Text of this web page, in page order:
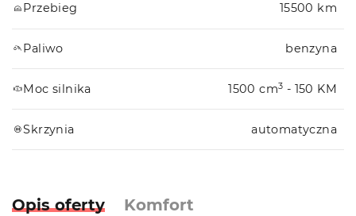
Przebieg 15500 km
Paliwo benzyna
Moc silnika 1500 cm3 - 150 KM
Skrzynia automatyczna
Opis oferty
Komfort